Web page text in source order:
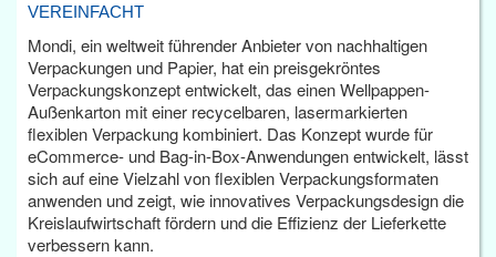
VEREINFACHT
Mondi, ein weltweit führender Anbieter von nachhaltigen
Verpackungen und Papier, hat ein preisgekröntes
Verpackungskonzept entwickelt, das einen Wellpappen-
Außenkarton mit einer recycelbaren, lasermarkierten
flexiblen Verpackung kombiniert. Das Konzept wurde für
eCommerce- und Bag-in-Box-Anwendungen entwickelt, lässt
sich auf eine Vielzahl von flexiblen Verpackungsformaten
anwenden und zeigt, wie innovatives Verpackungsdesign die
Kreislaufwirtschaft fördern und die Effizienz der Lieferkette
verbessern kann.